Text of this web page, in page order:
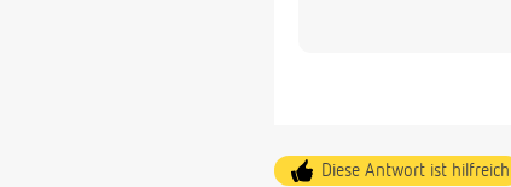
Diese Antwort ist hilfreich